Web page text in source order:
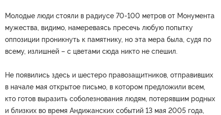
Молодые люди стояли в радиусе 70-100 метров от Монумента
мужества, видимо, намереваясь пресечь любую попытку
оппозиции проникнуть к памятнику, но эта мера была, судя по
всему, излишней – с цветами сюда никто не спешил.
Не появились здесь и шестеро правозащитников, отправивших
в начале мая открытое письмо, в котором предложили всем,
кто готов выразить соболезнования людям, потерявшим родных
и близких во время Андижанских событий 13 мая 2005 года,